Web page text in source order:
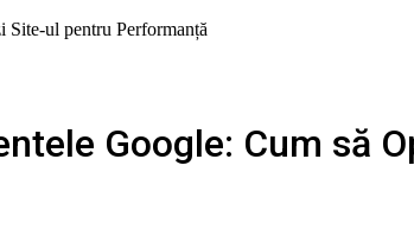
Site-ul pentru Performanță
Google: Cum să